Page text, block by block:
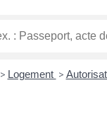
SEMOUSSAC
> Logement >